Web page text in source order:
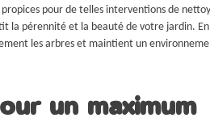
propices pour de telles interventions de
la pérennité et la beauté de votre jardin.
les arbres et maintient un
un maximum